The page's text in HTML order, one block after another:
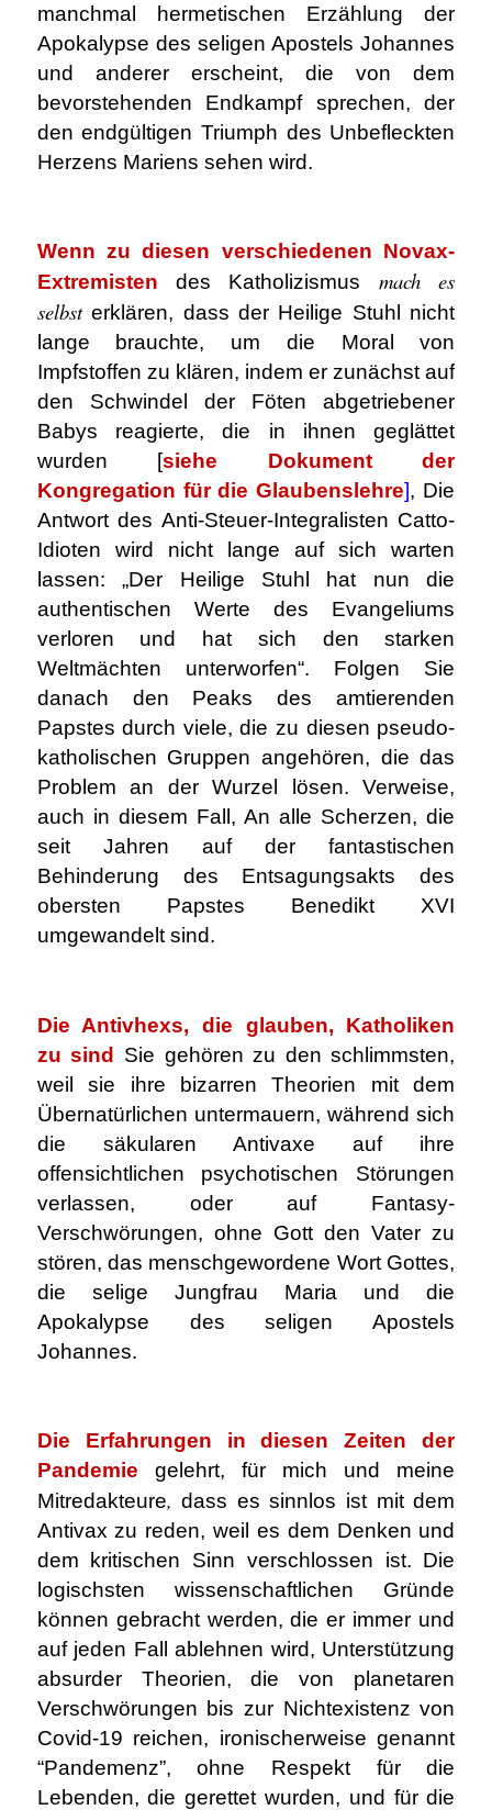
manchmal hermetischen Erzählung der
Apokalypse des seligen Apostels Johannes
und anderer erscheint, die von dem
bevorstehenden Endkampf sprechen, der
den endgültigen Triumph des Unbefleckten
Herzens Mariens sehen wird.
Wenn zu diesen verschiedenen Novax-
Extremisten des Katholizismus mach es
selbsterklären, dass der Heilige Stuhl nicht
lange brauchte, um die Moral von
Impfstoffen zu klären, indem er zunächst auf
den Schwindel der Föten abgetriebener
Babys reagierte, die in ihnen geglättet
wurden [siehe Dokument der
Kongregation für die Glaubenslehre], Die
Antwort des Anti-Steuer-Integralisten Catto-
Idioten wird nicht lange auf sich warten
lassen: „Der Heilige Stuhl hat nun die
authentischen Werte des Evangeliums
verloren und hat sich den starken
Weltmächten unterworfen“. Folgen Sie
danach den Peaks des amtierenden
Papstes durch viele, die zu diesen pseudo-
katholischen Gruppen angehören, die das
Problem an der Wurzel lösen. Verweise,
auch in diesem Fall, An alle Scherzen, die
seit Jahren auf der fantastischen
Behinderung des Entsagungsakts des
obersten Papstes Benedikt XVI
umgewandelt sind.
Die Antivhexs, die glauben, Katholiken
zu sind Sie gehören zu den schlimmsten,
weil sie ihre bizarren Theorien mit dem
Übernatürlichen untermauern, während sich
die säkularen Antivaxe auf ihre
offensichtlichen psychotischen Störungen
verlassen, oder auf Fantasy-
Verschwörungen, ohne Gott den Vater zu
stören, das menschgewordene Wort Gottes,
die selige Jungfrau Maria und die
Apokalypse des seligen Apostels
Johannes.
Die Erfahrungen in diesen Zeiten der
Pandemie gelehrt, für mich und meine
Mitredakteure, dass es sinnlos ist mit dem
Antivax zu reden, weil es dem Denken und
dem kritischen Sinn verschlossen ist. Die
logischsten wissenschaftlichen Gründe
können gebracht werden, die er immer und
auf jeden Fall ablehnen wird, Unterstützung
absurder Theorien, die von planetaren
Verschwörungen bis zur Nichtexistenz von
Covid-19 reichen, ironischerweise genannt
“Pandemenz”, ohne Respekt für die
Lebenden, die gerettet wurden, und für die